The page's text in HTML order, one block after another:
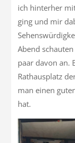
ich hinterher
ging und mir
Abend
paar davon an.
Rathausplatz
man einen
hat.